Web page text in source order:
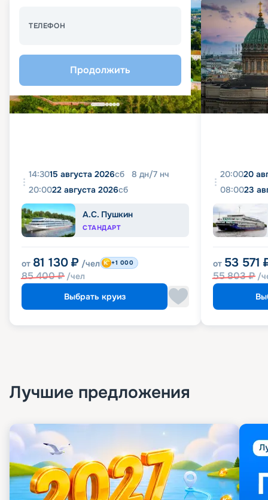
ТЕЛЕФОН
Продолжить
14:3015 августа 2026сб 8 дн/7 нч
20:0022 августа 2026сб
А.С. Пушкин
СТАНДАРТ
от 81 130 ₽ /чел
85 400₽ /чел
+1 000
Выбрать круиз
20:0020
08:0023
от 53 571
55 803₽ /
Лучшие предложения